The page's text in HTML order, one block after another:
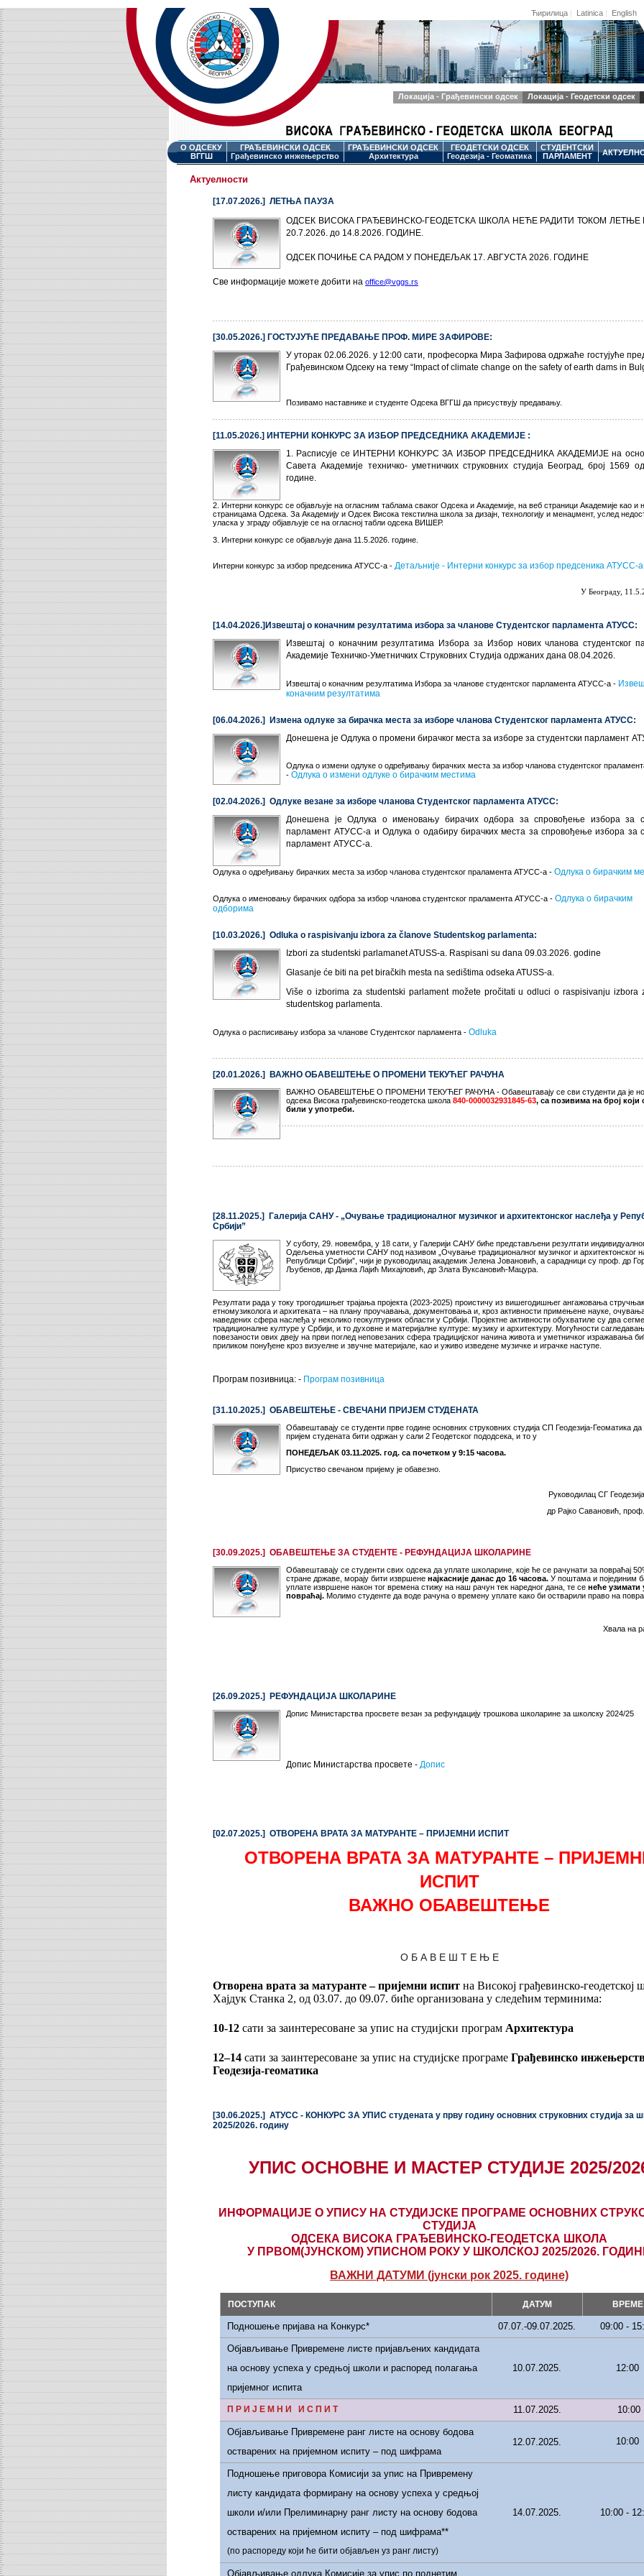
Локација - Грађевински одсек Локација - Геодетски одсек
Ћирилица | Latinica | English
О ОДСЕКУ
ВГГШ
ГРАЂЕВИНСКИ ОДСЕК
Грађевинско инжењерство
ГРАЂЕВИНСКИ ОДСЕК
Архитектура
ГЕОДЕТСКИ ОДСЕК
Геодезија - Геоматика
СТУДЕНТСКИ
ПАРЛАМЕНТ
Актуелности
[17.07.2026.] ЛЕТЊА ПАУЗА
ОДСЕК ВИСОКА ГРАЂЕВИНСКО-ГЕОДЕТСКА ШКОЛА НЕЋЕ РАДИТИ ТОКОМ ЛЕТЊЕ
20.7.2026. до 14.8.2026. ГОДИНЕ.
ОДСЕК ПОЧИЊЕ СА РАДОМ У ПОНЕДЕЉАК 17. АВГУСТА 2026. ГОДИНЕ
Све информације можете добити на office@vggs.rs
[30.05.2026.] ГОСТУЈУЋЕ ПРЕДАВАЊЕ ПРОФ. МИРЕ ЗАФИРОВЕ:
У уторак 02.06.2026. у 12:00 сати, професорка Мира Зафирова одржаће гостујуће
Грађевинском Одсеку на тему “Impact of climate change on the safety of earth dams in
Позивамо наставнике и студенте Одсека ВГГШ да присуствују предавању.
[11.05.2026.] ИНТЕРНИ КОНКУРС ЗА ИЗБОР ПРЕДСЕДНИКА АКАДЕМИЈЕ :
1. Расписује се ИНТЕРНИ КОНКУРС ЗА ИЗБОР ПРЕДСЕДНИКА АКАДЕМИЈЕ на
Савета Академије техничко- уметничких струковних студија Београд, број 1569
године.
2. Интерни конкурс се објављује на огласним таблама сваког Одсека и Академије, на веб страници Академије као и
страницама Одсека. За Академију и Одсек Висока текстилна школа за дизајн, технологију и менаџмент, услед
уласка у зграду објављује се на огласној табли одсека ВИШЕР.
3. Интерни конкурс се објављује дана 11.5.2026. године.
Интерни конкурс за избор предсеника АТУСС-а - Детаљније - Интерни конкурс за избор предсеника АТУСС-а
У Београду,
[14.04.2026.]Извештај о коначним резултатима избора за чланове Студентског парламента АТУСС:
Извештај о коначним резултатима Избора за Избор нових чланова студентског
Академије Техничко-Уметничких Струковних Студија одржаних дана 08.04.2026.
Извештај о коначним резултатима Избора за чланове студентског парламента АТУСС-а -
коначним резултатима
[06.04.2026.] Измена одлуке за бирачка места за изборе чланова Студентског парламента АТУСС:
Донешена је Одлука о промени бирачког места за изборе за студентски парламент
Одлука о измени одлуке о одређивању бирачких места за избор чланова студентског
- Одлука о измени одлуке о бирачким местима
[02.04.2026.] Одлуке везанe за изборе чланова Студентског парламента АТУСС:
Донешена је Одлука о именовању бирачих одбора за спровођење избора за
парламент АТУСС-а и Одлука о одабиру бирачких места за спровођење избора за
парламент АТУСС-а.
Одлука о одређивању бирачких места за избор чланова студентског праламента АТУСС-а - Одлука о бирачким
Одлука о именовању бирачких одбора за избор чланова студентског праламента АТУСС-а - Одлука о бирачким
одборима
[10.03.2026.] Odluka o raspisivanju izbora za članove Studentskog parlamenta:
Izbori za studentski parlamanet ATUSS-a. Raspisani su dana 09.03.2026. godine
Glasanje će biti na pet biračkih mesta na sedištima odseka ATUSS-a.
Više o izborima za studentski parlament možete pročitati u odluci o raspisivanju izbora
studentskog parlamenta.
Одлука о расписивању избора за чланове Студентског парламента - Odluka
[20.01.2026.] ВАЖНО ОБАВЕШТЕЊЕ О ПРОМЕНИ ТЕКУЋЕГ РАЧУНА
ВАЖНО ОБАВЕШТЕЊЕ О ПРОМЕНИ ТЕКУЋЕГ РАЧУНА - Обавештавају се сви студенти да је
одсека Висока грађевинско-геодетска школа 840-0000032931845-63, са позивима на број који
били у употрeби.
[28.11.2025.] Галеријa САНУ - „Очување традиционалног музичког и архитектонског наслеђа у
Србији”
У суботу, 29. новембра, у 18 сати, у Галерији САНУ биће представљени резултати индивидуалног
Одељења уметности САНУ под називом „Очување традиционалног музичког и архитектонског
Републици Србији”, чији је руководилац академик Јелена Јовановић, а сарадници су проф. др
Љубенов, др Данка Лајић Михајловић, др Злата Вуксановић-Мацура.
Резултати рада у току трогодишњег трајања пројекта (2023-2025) проистичу из вишегодишњег ангажовања
етномузиколога и архитеката – на плану проучавања, документовања и, кроз активности примењене науке,
наведених сфера наслеђа у неколико геокултурних области у Србији. Пројектне активности обухватиле су два
традиционалне културе у Србији, и то духовне и материјалне културе: музику и архитектуру. Могућности
повезаности ових двеју на први поглед неповезаних сфера традицијског начина живота и уметничког изражавања
приликом понуђене кроз визуелне и звучне материјале, као и уживо изведене музичке и играчке наступе.
Програм позивница: - Програм позивница
[31.10.2025.] ОБАВЕШТЕЊЕ - СВЕЧАНИ ПРИЈЕМ СТУДЕНАТА
Обавештавају се студенти прве године основних струковних студија СП Геодезија-Геоматика
пријем студената бити одржан у сали 2 Геодетског пододсека, и то у
ПОНЕДЕЉАК 03.11.2025. год. са почетком у 9:15 часова.
Присуство свечаном пријему је обавезно.
Руководилац СГ
др Рајко Савановић,
[30.09.2025.] ОБАВЕШТЕЊЕ ЗА СТУДЕНТЕ - РЕФУНДАЦИЈА ШКОЛАРИНЕ
Обавештавају се студенти свих одсека да уплате школарине, које ће се рачунати за повраћај
стране државе, морају бити извршене најкасније данас до 16 часова. У поштама и појединим
уплате извршене након тог времена стижу на наш рачун тек наредног дана, те се неће узимати
повраћај. Молимо студенте да воде рачуна о времену уплате како би остварили право на
Хвала на
[26.09.2025.] РЕФУНДАЦИЈА ШКОЛАРИНЕ
Допис Министарства просвете везан за рефундацију трошкова школарине за школску 2024/25
Допис Министарства просвете - Допис
[02.07.2025.] ОТВОРЕНА ВРАТА ЗА МАТУРАНТЕ – ПРИЈЕМНИ ИСПИТ
ОТВОРЕНА ВРАТА ЗА МАТУРАНТЕ –
ИСПИТ
ВАЖНО ОБАВЕШТЕЊЕ
О Б А В Е Ш Т Е Њ Е
Отворена врата за матуранте – пријемни испит на Високој грађевинско-геодетској
Хајдук Станка 2, од 03.07. до 09.07. биће организована у следећим терминима:
10-12 сати за заинтересоване за упис на студијски програм Архитектура
12–14 сати за заинтересоване за упис на студијске програме Грађевинско
Геодезија-геоматика
[30.06.2025.] АТУСС - КОНКУРС ЗА УПИС студената у прву годину основних струковних студија за
2025/2026. годину
УПИС ОСНОВНЕ И МАСТЕР СТУДИЈЕ 2025/
ИНФОРМАЦИЈЕ О УПИСУ НА СТУДИЈСКЕ ПРОГРАМЕ ОСНОВНИХ
СТУДИЈА
ОДСЕКА ВИСОКА ГРАЂЕВИНСКО-ГЕОДЕТСКА ШКОЛА
У ПРВОМ(ЈУНСКОМ) УПИСНОМ РОКУ У ШКОЛСКОЈ 2025/2026.
ВАЖНИ ДАТУМИ (јунски рок 2025. године)
ПОСТУПАК ДАТУМ ВРЕМЕ
Подношење пријава на Конкурс* 07.07.-09.07.2025. 09:00 - 15
Објављивање Привремене листе пријављених кандидата
на основу успеха у средњој школи и распоред полагања
пријемног испита
10.07.2025. 12:00
П Р И Ј Е М Н И И С П И Т 11.07.2025. 10:00
Објављивање Привремене ранг листе на основу бодова
остварених на пријемном испиту – под шифрама
12.07.2025. 10:00
Подношење приговора Комисији за упис на Привремену
листу кандидата формирану на основу успеха у средњој
школи и/или Прелиминарну ранг листу на основу бодова
остварених на пријемном испиту – под шифрама**
(по распореду који ће бити објављен уз ранг листу)
14.07.2025. 10:00 - 12
Објављивање одлука Комисије за упис по поднетим